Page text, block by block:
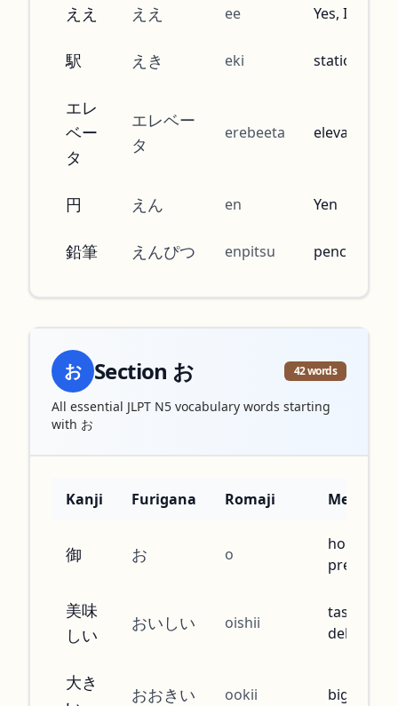
ええ ええ ee Yes, I see
駅 えき eki station
エレ
ベー
タ
エレベー
タ
erebeeta elevator
円 えん en Yen
鉛筆 えんぴつ enpitsu pencil
お Section お 42words
All essential JLPT N5 vocabulary words starting
with お
Kanji Furigana Romaji Meaning
御 お o
honorific
prefix
美味
しい
おいしい oishii
tasty,
delicious
大き
おおきい ookii big